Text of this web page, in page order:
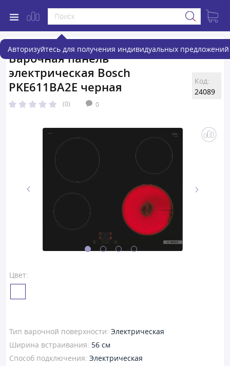
Авторизуйтесь для получения индивидуальных предложений
Варочная панель
электрическая Bosch
PKE611BA2E черная
(0) 0
Код:
24089
Цвет:
Тип варочной поверхности: Электрическая
Ширина встраивания: 56 см
Способ подключения: Электрическая